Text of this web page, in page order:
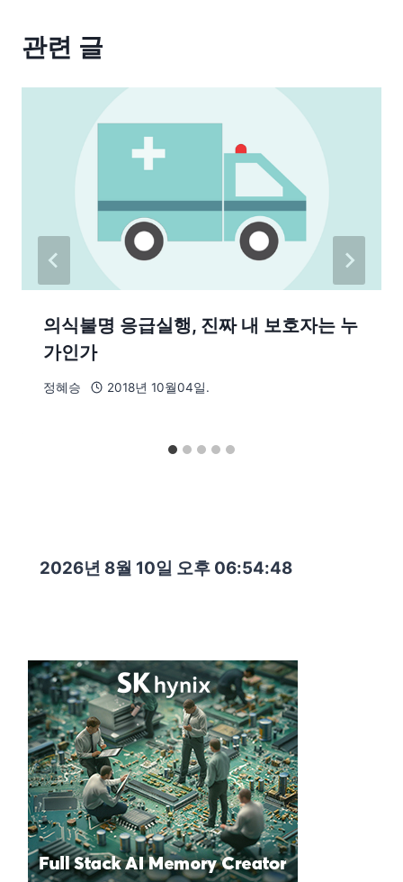
관련 글
의식불명 응급실행, 진짜 내 보호자는 누
가인가
정혜승 2018년 10월04일.
2026년 8월 10일 오후 06:54:49